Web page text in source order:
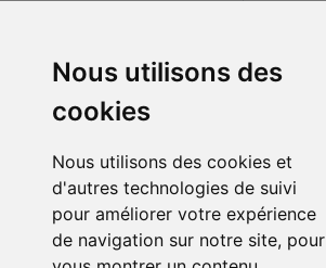
Nous utilisons des
cookies
Nous utilisons des cookies et
d'autres technologies de suivi
pour améliorer votre expérience
de navigation sur notre site, pour
11.00€ 2 15.00€